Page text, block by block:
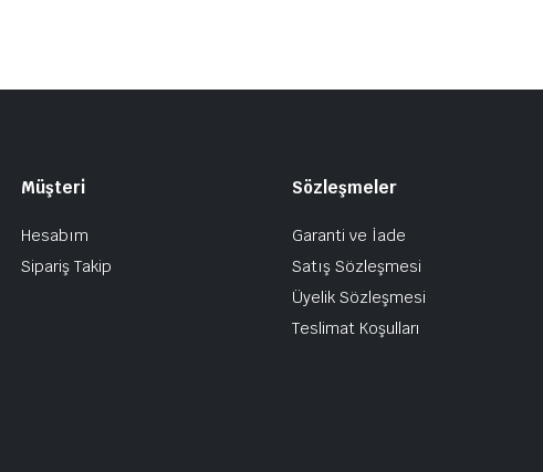
Müşteri
Hesabım
Sipariş Takip
Sözleşmeler
Garanti ve İade
Satış Sözleşmesi
Üyelik Sözleşmesi
Teslimat Koşulları